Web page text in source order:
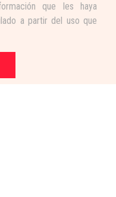
que les haya
a partir del uso que